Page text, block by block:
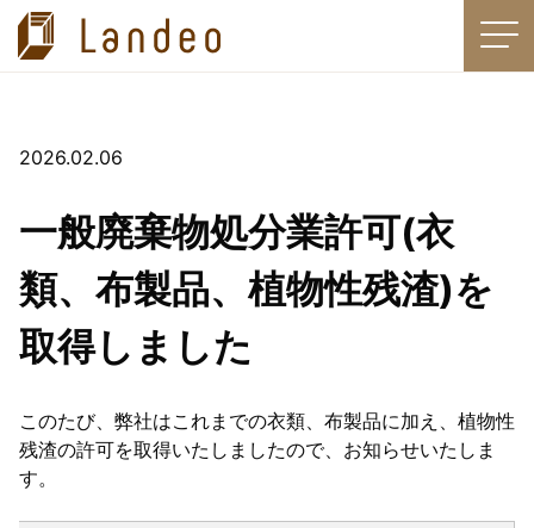
製品
再生ブラスト材
改良土（再生埋戻し材）
乾燥砂、特殊砂
青森砂ルナサンド
HOME ニュース お知らせ 一般廃棄物処分業許可(衣類、布製品、植物性残渣)を取得しました
2026.02.06
一般廃棄物処分業許可(衣
類、布製品、植物性残渣)を
取得しました
このたび、弊社はこれまでの衣類、布製品に加え、植物性
残渣の許可を取得いたしましたので、お知らせいたしま
す。